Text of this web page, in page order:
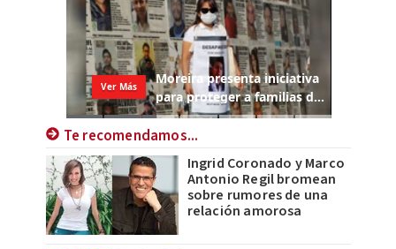
Te recomendamos...
Ingrid Coronado y Marco
Antonio Regil bromean
sobre rumores de una
relación amorosa